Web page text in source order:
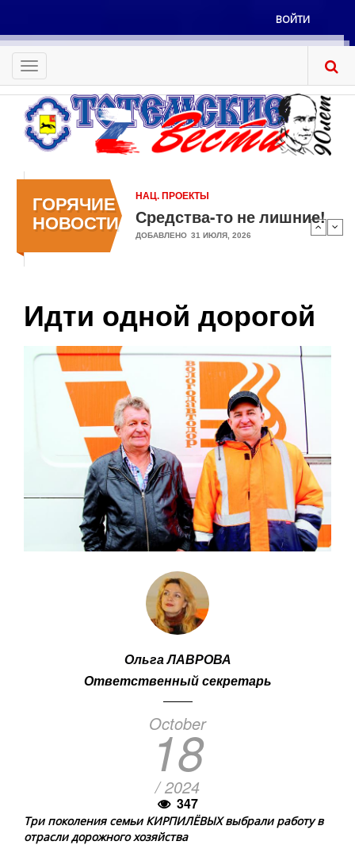
основному
содержанию
Меню
учётной
записи
пользователя
ВОЙТИ
Toggle
navigation
ГОРЯЧИЕ
НОВОСТИ
НАЦ. ПРОЕКТЫ
Средства-то не лишние!
ДОБАВЛЕНО 31 ИЮЛЯ, 2026
Идти одной дорогой
Ольга ЛАВРОВА
Ответственный секретарь
October
18
/ 2024
347
Три поколения семьи КИРПИЛЁВЫХ выбрали работу в
отрасли дорожного хозяйства